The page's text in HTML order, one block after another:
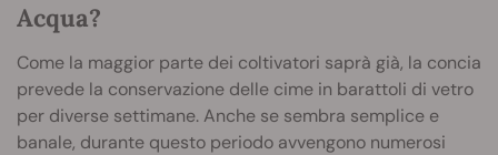
Acqua?
Come la maggior parte dei coltivatori saprà già, la concia
prevede la conservazione delle cime in barattoli di vetro
per diverse settimane. Anche se sembra semplice e
banale, durante questo periodo avvengono numerosi